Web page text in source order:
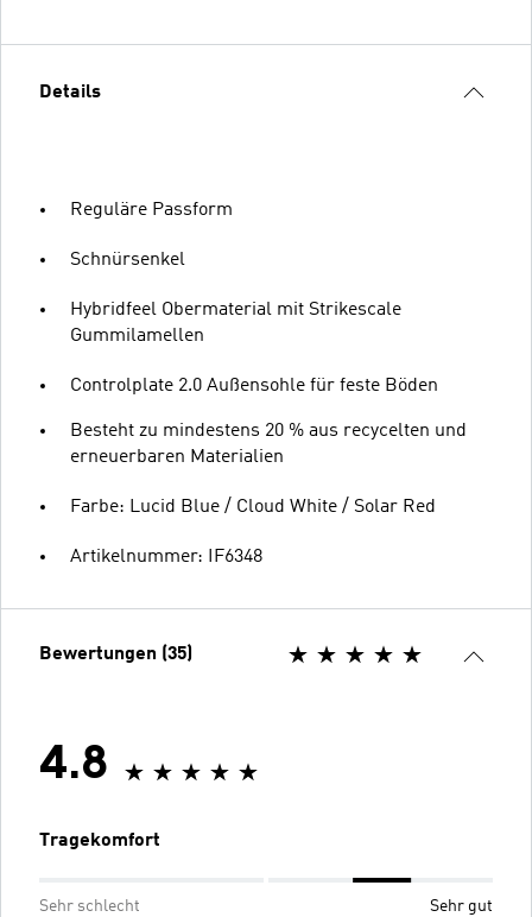
Details
Reguläre Passform
Schnürsenkel
Hybridfeel Obermaterial mit Strikescale
Gummilamellen
Controlplate 2.0 Außensohle für feste Böden
Besteht zu mindestens 20 % aus recycelten und
erneuerbaren Materialien
Farbe: Lucid Blue / Cloud White / Solar Red
Artikelnummer: IF6348
Bewertungen (35)
4.8
Tragekomfort
Sehr schlecht Sehr gut